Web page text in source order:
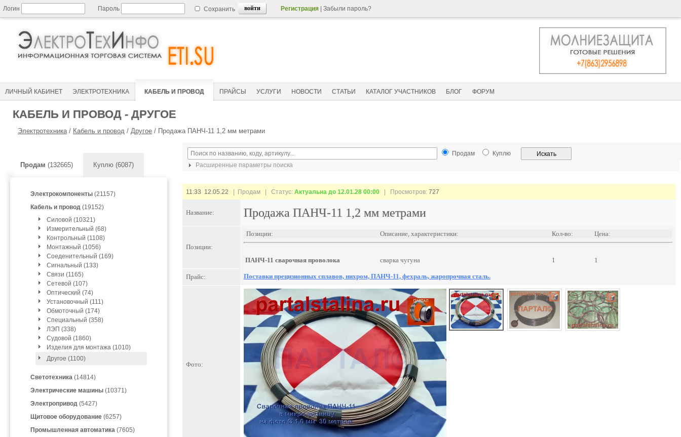
Логин Пароль Сохранить Регистрация Забыли пароль?
ЛИЧНЫЙ КАБИНЕТ ЭЛЕКТРОТЕХНИКА КАБЕЛЬ И ПРОВОД ПРАЙСЫ УСЛУГИ НОВОСТИ СТАТЬИ КАТАЛОГ УЧАСТНИКОВ БЛОГ ФОРУМ
КАБЕЛЬ И ПРОВОД - ДРУГОЕ
Электротехника/ Кабель и провод / Другое / Продажа ПАНЧ-11 1,2 мм метрами
Продам (132665) Куплю (6087)
Электрокомпоненты (21157)
Кабель и провод (19152)
Силовой (10321)
Измерительный (68)
Контрольный (1108)
Монтажный (1056)
Соеденительный (169)
Сигнальный (133)
Связи (1165)
Сетевой (107)
Оптический (74)
Установочный (111)
Обмоточный (174)
Специальный (358)
ЛЭП (338)
Судовой (1860)
Изделия для монтажа (1010)
Другое (1100)
Светотехника (14814)
Электрические машины (10371)
Электропривод (5427)
Щитовое оборудование (6257)
Промышленная автоматика (7605)
Продам
Куплю
Расширенные параметры поиска
11:33 12.05.22 | Продам | Статус: Актуальна до 12.01.28 00:00 | Просмотров: 727
Название: Продажа ПАНЧ-11 1,2 мм метрами
Позиции:
Позиции: Описание, характеристики: Кол-во: Цена:
ПАНЧ-11 сварочная проволока сварка чугуна 1 1
Прайс: Поставки прецизионных сплавов, нихром, ПАНЧ-11, фехраль, жаропрочная сталь.
Фото: